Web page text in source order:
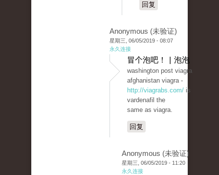
回复
Anonymous (未验证)
星期三, 06/05/2019 - 08:07
永久连接
冒个泡吧！ | 泡泡
washington post viagra
afghanistan viagra -
http://viagrabs.com/ is
vardenafil the
same as viagra.
回复
Anonymous (未验证)
星期三, 06/05/2019 - 11:20
永久连接